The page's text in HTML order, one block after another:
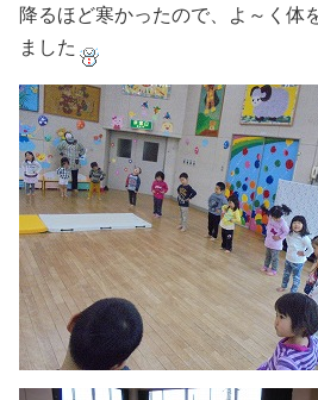
降るほど寒かったので、よ～く体
ました